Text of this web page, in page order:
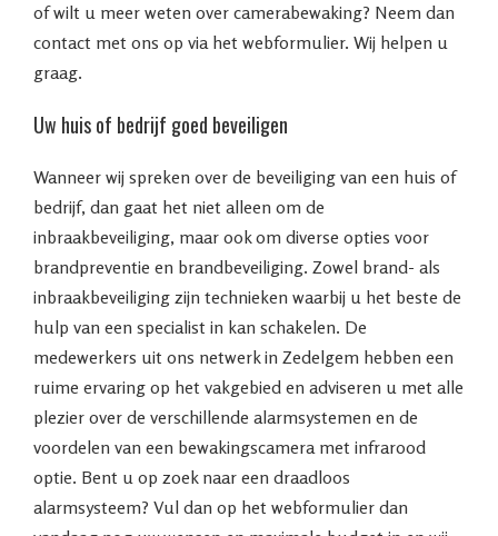
of wilt u meer weten over camerabewaking? Neem dan
contact met ons op via het webformulier. Wij helpen u
graag.
Uw huis of bedrijf goed beveiligen
Wanneer wij spreken over de beveiliging van een huis of
bedrijf, dan gaat het niet alleen om de
inbraakbeveiliging, maar ook om diverse opties voor
brandpreventie en brandbeveiliging. Zowel brand- als
inbraakbeveiliging zijn technieken waarbij u het beste de
hulp van een specialist in kan schakelen. De
medewerkers uit ons netwerk in Zedelgem hebben een
ruime ervaring op het vakgebied en adviseren u met alle
plezier over de verschillende alarmsystemen en de
voordelen van een bewakingscamera met infrarood
optie. Bent u op zoek naar een draadloos
alarmsysteem? Vul dan op het webformulier dan